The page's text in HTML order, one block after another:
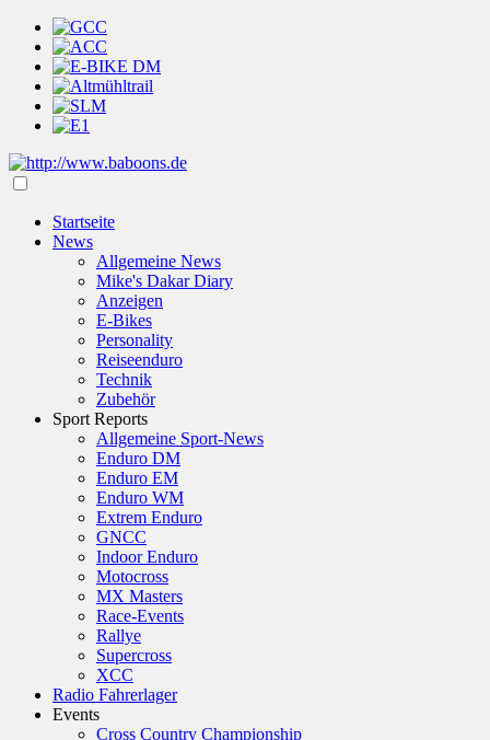
Startseite
News
Allgemeine News
Mike's Dakar Diary
Anzeigen
E-Bikes
Personality
Reiseenduro
Technik
Zubehör
Sport Reports
Allgemeine Sport-News
Enduro DM
Enduro EM
Enduro WM
Extrem Enduro
GNCC
Indoor Enduro
Motocross
MX Masters
Race-Events
Rallye
Supercross
XCC
Radio Fahrerlager
Events
Cross Country Championship